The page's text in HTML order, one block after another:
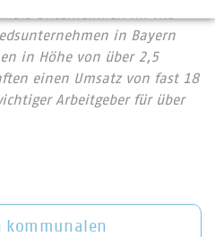
in Bayern
in Höhe von über 2,5
einen Umsatz von fast 18
Arbeitgeber für über
kommunalen